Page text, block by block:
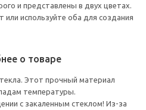
и представлены в двух цветах.
используйте оба для создания
о товаре
Этот прочный материал
температуры.
с закаленным стеклом! Из-за